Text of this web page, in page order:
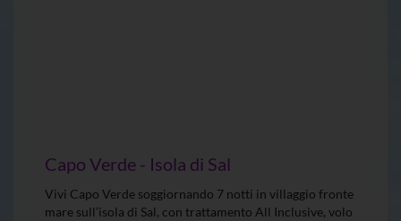
Capo Verde - Isola di Sal
Vivi Capo Verde soggiornando 7 notti in villaggio fronte
mare sull’isola di Sal, con trattamento All Inclusive, volo